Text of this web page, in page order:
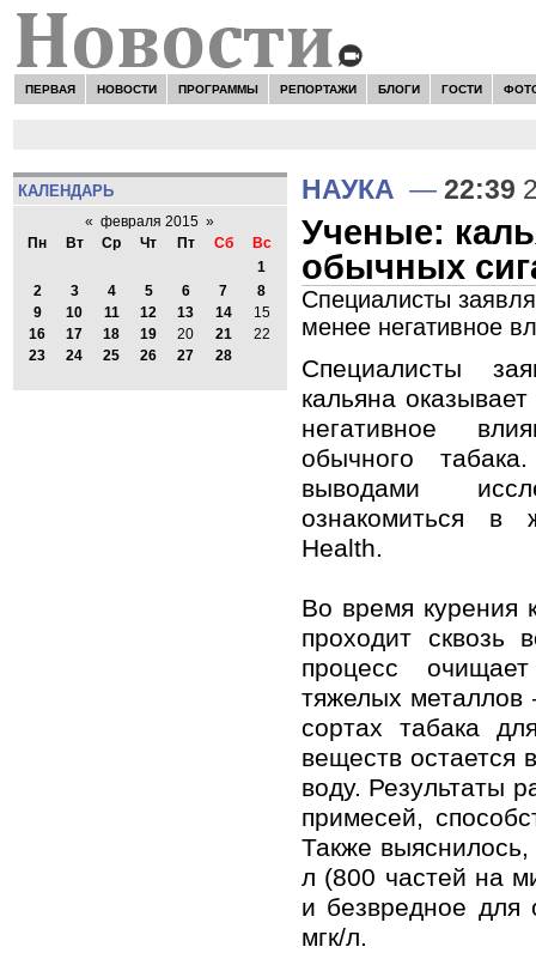
ПЕРВАЯ НОВОСТИ ПРОГРАММЫ РЕПОРТАЖИ БЛОГИ ГОСТИ
КАЛЕНДАРЬ
« февраля 2015 »
Пн
Вт Ср Чт Пт Сб
Вс
1
2
3 4 5 6 7
8
9
10 11 12 13 14
15
16
17 18 19 20 21
22
23
24 25 26 27 28
НАУКА — 22:39
Ученые:
обычных
Специалисты
менее негативное
Специалисты
кальяна
негативное
обычного
выводами
ознакомиться в
Health.
Во время курения
проходит сквозь
процесс
тяжелых
сортах табака
веществ остается
воду. Результаты
примесей,
Также
л (800 частей на
и безвредное для
мгк/л.